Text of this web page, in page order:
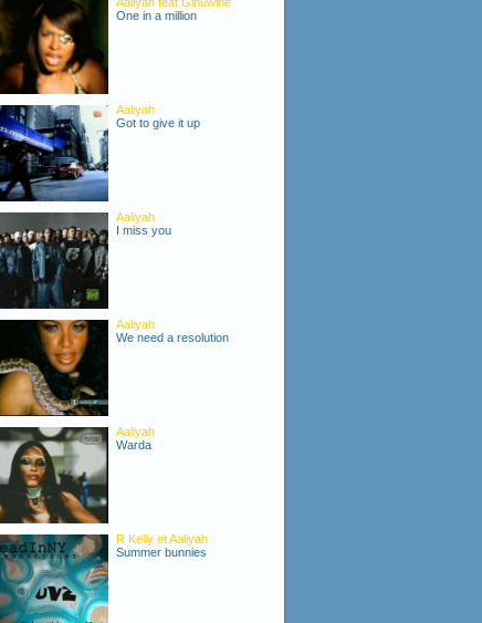
One in a million
Aaliyah
Got to give it up
Aaliyah
I miss you
Aaliyah
We need a resolution
Aaliyah
Warda
R Kelly et Aaliyah
Summer bunnies